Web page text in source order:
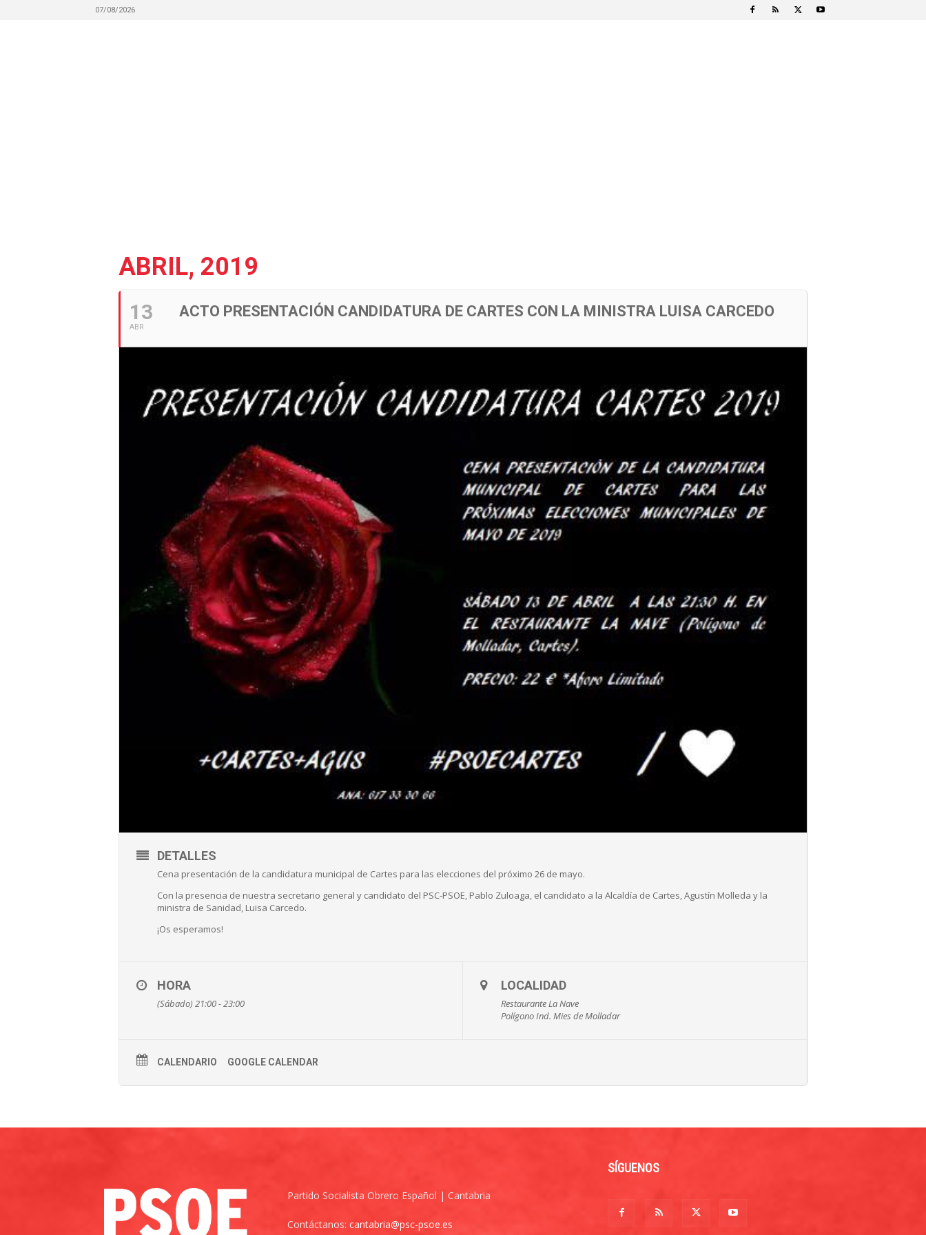
07/08/2026
ABRIL, 2019
13
ABR
ACTO PRESENTACIÓN CANDIDATURA DE CARTES CON LA MINISTRA LUISA CARCEDO
DETALLES
Cena presentación de la candidatura municipal de Cartes para las elecciones del próximo 26 de mayo.
Con la presencia de nuestra secretario general y candidato del PSC-PSOE, Pablo Zuloaga, el candidato a la Alcaldía de Cartes, Agustín Molleda y la
ministra de Sanidad, Luisa Carcedo.
¡Os esperamos!
HORA
(Sábado) 21:00 - 23:00
LOCALIDAD
Restaurante La Nave
Polígono Ind. Mies de Molladar
CALENDARIO GOOGLE CALENDAR
Partido Socialista Obrero Español | Cantabria
Contáctanos: cantabria@psc-psoe.es
SÍGUENOS